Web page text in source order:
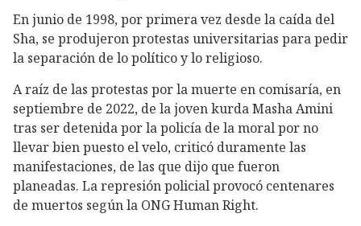
En junio de 1998, por primera vez desde la caída del
Sha, se produjeron protestas universitarias para pedir
la separación de lo político y lo religioso.
A raíz de las protestas por la muerte en comisaría, en
septiembre de 2022, de la joven kurda Masha Amini
tras ser detenida por la policía de la moral por no
llevar bien puesto el velo, criticó duramente las
manifestaciones, de las que dijo que fueron
planeadas. La represión policial provocó centenares
de muertos según la ONG Human Right.